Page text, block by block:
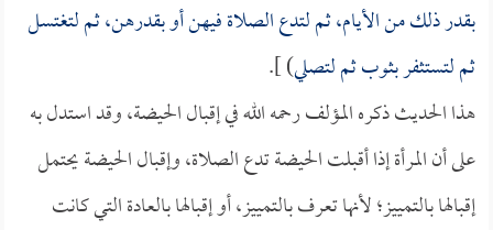
بقدر ذلك من الأيام، ثم لتدع الصلاة فيهن أو بقدرهن، ثم لتغتسل
ثم لتستثفر بثوب ثم لتصلي) ].
هذا الحديث ذكره المؤلف رحمه الله في إقبال الحيضة، وقد استدل به
على أن المرأة إذا أقبلت الحيضة تدع الصلاة، وإقبال الحيضة يحتمل
إقبالها بالتمييز؛ لأنها تعرف بالتمييز، أو إقبالها بالعادة التي كانت